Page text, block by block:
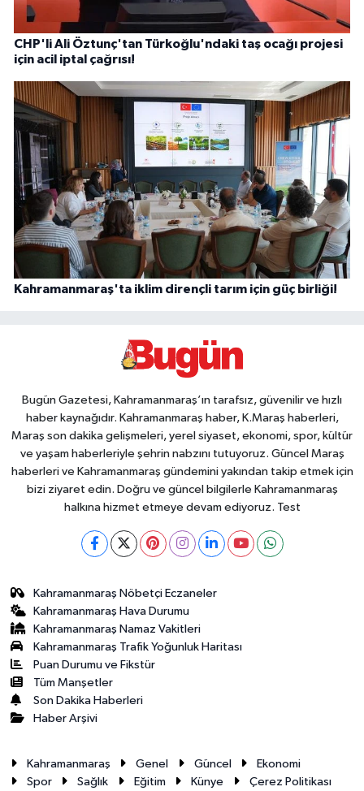
CHP'li Ali Öztunç'tan Türkoğlu'ndaki taş ocağı projesi
için acil iptal çağrısı!
Kahramanmaraş'ta iklim dirençli tarım için güç birliği!
Bugün Gazetesi, Kahramanmaraş’ın tarafsız, güvenilir ve hızlı
haber kaynağıdır. Kahramanmaraş haber, K.Maraş haberleri,
Maraş son dakika gelişmeleri, yerel siyaset, ekonomi, spor, kültür
ve yaşam haberleriyle şehrin nabzını tutuyoruz. Güncel Maraş
haberleri ve Kahramanmaraş gündemini yakından takip etmek için
bizi ziyaret edin. Doğru ve güncel bilgilerle Kahramanmaraş
halkına hizmet etmeye devam ediyoruz. Test
Kahramanmaraş Nöbetçi Eczaneler
Kahramanmaraş Hava Durumu
Kahramanmaraş Namaz Vakitleri
Kahramanmaraş Trafik Yoğunluk Haritası
Puan Durumu ve Fikstür
Tüm Manşetler
Son Dakika Haberleri
Haber Arşivi
Kahramanmaraş Genel Güncel
Ekonomi
Spor
Sağlık Eğitim Künye Çerez Politikası